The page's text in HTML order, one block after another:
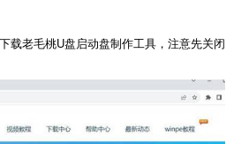
载老毛桃U盘启动盘制作工具，注意先关闭